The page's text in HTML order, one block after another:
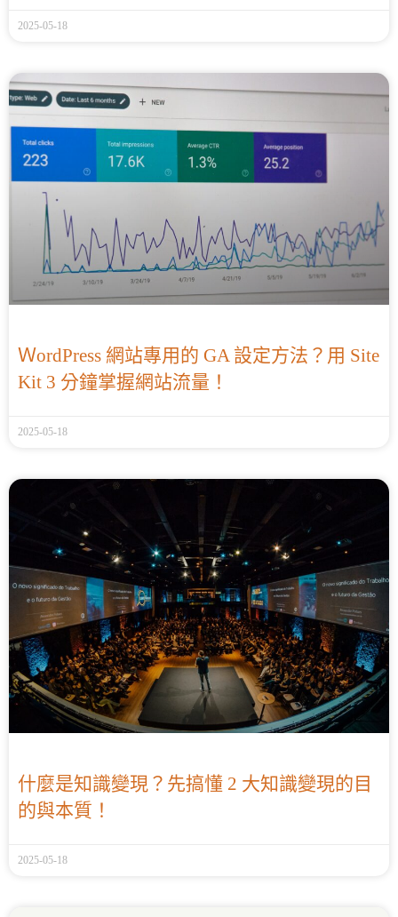
2025-05-18
ＷordPress 網站專用的 GA 設定方法？用 Site
Kit 3 分鐘掌握網站流量！
2025-05-18
什麼是知識變現？先搞懂 2 大知識變現的目
的與本質！
2025-05-18